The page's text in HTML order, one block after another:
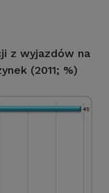
z wyjazdów na
(2011; %)